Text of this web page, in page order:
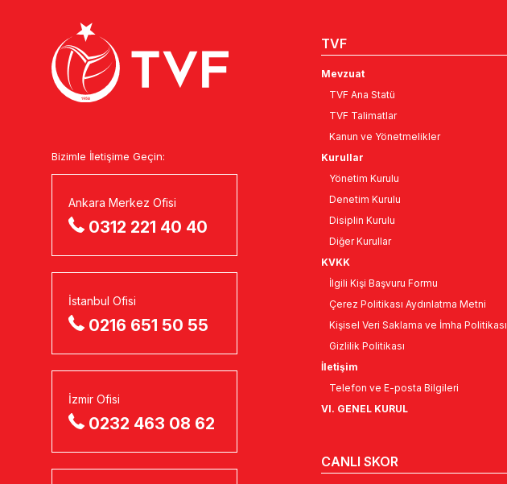
Bizimle İletişime Geçin:
Ankara Merkez Ofisi
0312 221 40 40
İstanbul Ofisi
0216 651 50 55
İzmir Ofisi
0232 463 08 62
TVF
Mevzuat
TVF Ana Statü
TVF Talimatlar
Kanun ve Yönetmelikler
Kurullar
Yönetim Kurulu
Denetim Kurulu
Disiplin Kurulu
Diğer Kurullar
KVKK
İlgili Kişi Başvuru Formu
Çerez Politikası Aydınlatma Metni
Kişisel Veri Saklama ve İmha Politikası
Gizlilik Politikası
İletişim
Telefon ve E-posta Bilgileri
VI. GENEL KURUL
CANLI SKOR